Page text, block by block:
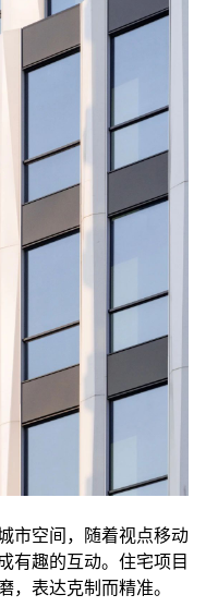
市空间，随着视点移动
有趣的互动。住宅项目
，表达克制而精准。